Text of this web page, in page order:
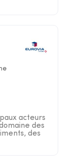
acteurs
des
des